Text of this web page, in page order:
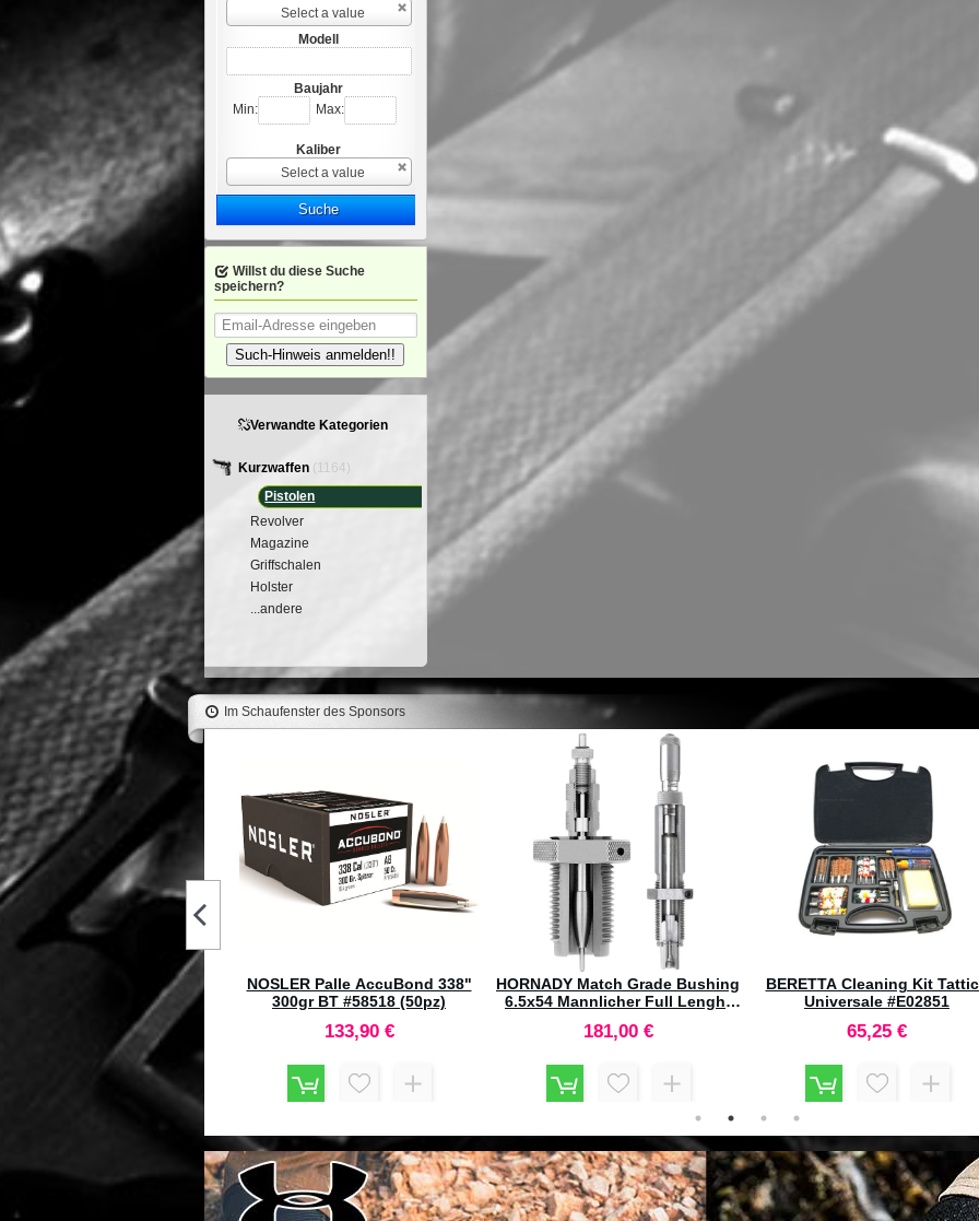
Select a value
Modell
Baujahr
Min:
Max:
Kaliber
Select a value
Suche
Willst du diese Suche
speichern?
Such-Hinweis anmelden!!
Verwandte Kategorien
Kurzwaffen (1164)
Pistolen
Revolver
Magazine
Griffschalen
Holster
...andere
Im Schaufenster des Sponsors
MTM Portacolpi H-50-RM Rifle
Medium Blu trasparente
19,40 €
REAL AVID Smart-Assist Quick-
Connect System #AVMVACC
149,95 €
#290050
19,90 €